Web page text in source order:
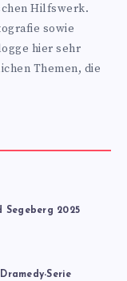
Hilfswerk.
sowie
hier sehr
Themen, die
Segeberg 2025
Serie